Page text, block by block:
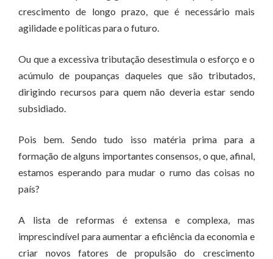
crescimento de longo prazo, que é necessário mais
agilidade e políticas para o futuro.
Ou que a excessiva tributação desestimula o esforço e o
acúmulo de poupanças daqueles que são tributados,
dirigindo recursos para quem não deveria estar sendo
subsidiado.
Pois bem. Sendo tudo isso matéria prima para a
formação de alguns importantes consensos, o que, afinal,
estamos esperando para mudar o rumo das coisas no
país?
A lista de reformas é extensa e complexa, mas
imprescindível para aumentar a eficiência da economia e
criar novos fatores de propulsão do crescimento